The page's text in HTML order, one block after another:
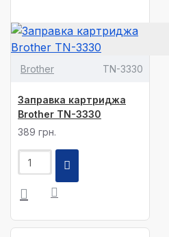
Brother TN-3330
Заправка картриджа
Brother TN-3330
389 грн.